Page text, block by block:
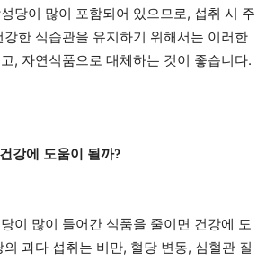
당이 많이 포함되어 있으므로, 섭취 시 주
한 식습관을 유지하기 위해서는 이러한
, 자연식품으로 대체하는 것이 좋습니다.
강에 도움이 될까?
이 많이 들어간 식품을 줄이면 건강에 도
과다 섭취는 비만, 혈당 변동, 심혈관 질